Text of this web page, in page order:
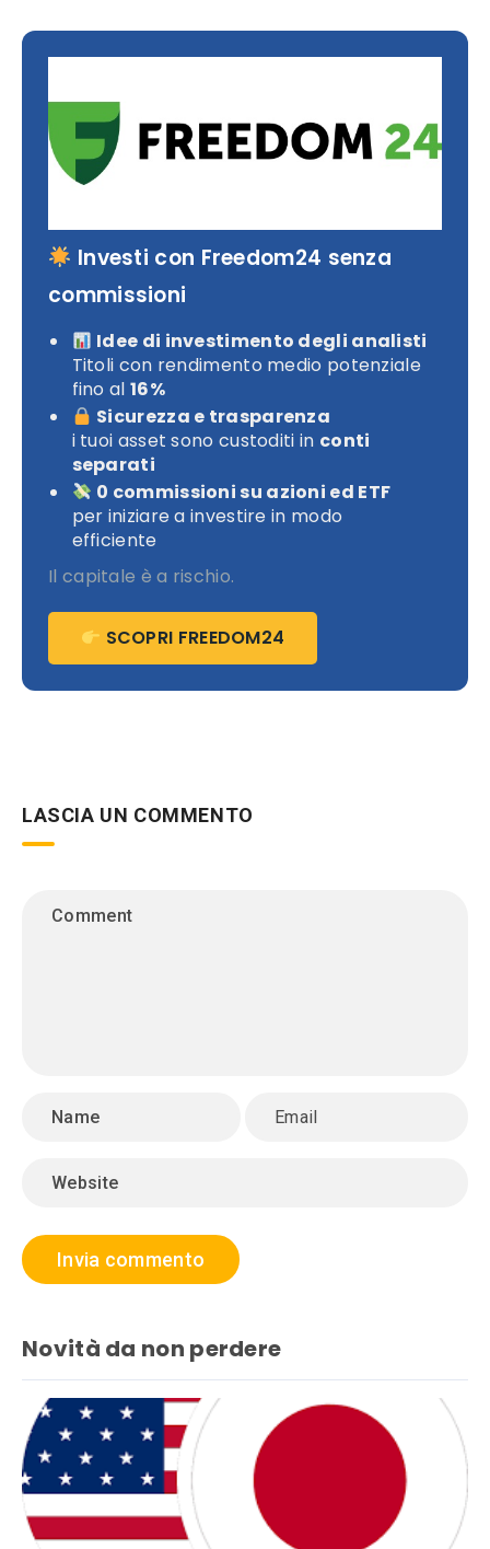
Investi con Freedom24 senza
commissioni
Idee di investimento degli analisti
Titoli con rendimento medio potenziale
fino al 16%
Sicurezza e trasparenza
i tuoi asset sono custoditi in conti
separati
0 commissioni su azioni ed ETF
per iniziare a investire in modo
efficiente
Il capitale è a rischio.
SCOPRI FREEDOM24
LASCIA UN COMMENTO
Novità da non perdere